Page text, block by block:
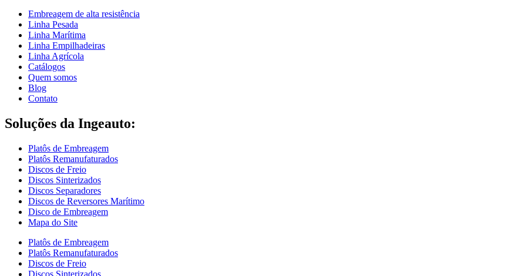
Embreagem de alta resistência
Linha Pesada
Linha Marítima
Linha Empilhadeiras
Linha Agrícola
Catálogos
Quem somos
Blog
Contato
Soluções da Ingeauto:
Platôs de Embreagem
Platôs Remanufaturados
Discos de Freio
Discos Sinterizados
Discos Separadores
Discos de Reversores Marítimo
Disco de Embreagem
Mapa do Site
Platôs de Embreagem
Platôs Remanufaturados
Discos de Freio
Discos Sinterizados